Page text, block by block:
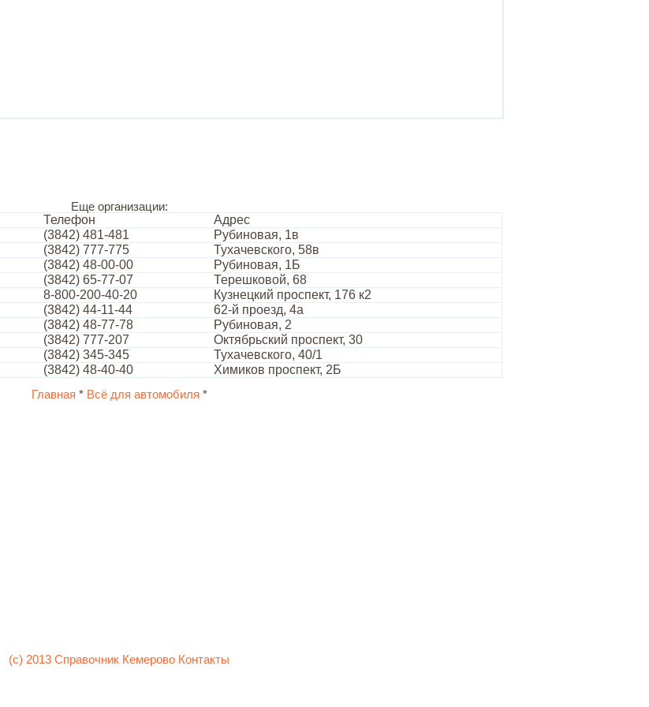
Еще организации:
Телефон
Адрес
(3842) 481-481
Рубиновая, 1в
(3842) 777-775
Тухачевского, 58в
(3842) 48-00-00
Рубиновая, 1Б
(3842) 65-77-07
Терешковой, 68
8-800-200-40-20
Кузнецкий проспект, 176 к2
(3842) 44-11-44
62-й проезд, 4а
(3842) 48-77-78
Рубиновая, 2
(3842) 777-207
Октябрьский проспект, 30
(3842) 345-345
Тухачевского, 40/1
(3842) 48-40-40 Химиков проспект, 2Б
Главная * Всё для автомобиля *
(c) 2013 Справочник Кемерово Контакты